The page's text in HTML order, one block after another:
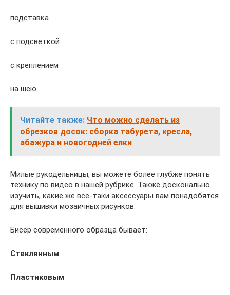
подставка
с подсветкой
с креплением
на шею
Читайте также: Что можно сделать из
обрезков досок: сборка табурета, кресла,
абажура и новогодней елки
Милые рукодельницы, вы можете более глубже понять
технику по видео в нашей рубрике. Также досконально
изучить, какие же всё-таки аксессуары вам понадобятся
для вышивки мозаичных рисунков.
Бисер современного образца бывает:
Стеклянным
Пластиковым